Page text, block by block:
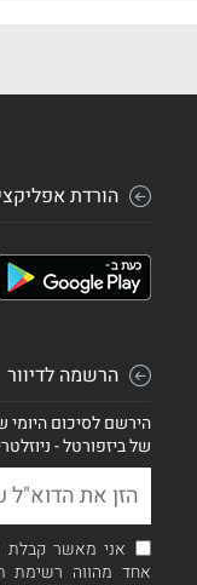
הורדת
הרשמה לדיוור
הירשם לסיכום היומי
של ביזפורטל -
אני מאשר קבלת
אחד מהווה רשימת